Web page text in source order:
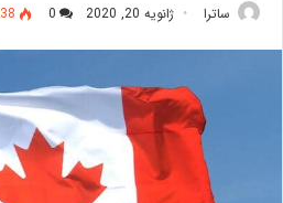
ساترا ژانویه 20, 2020 0